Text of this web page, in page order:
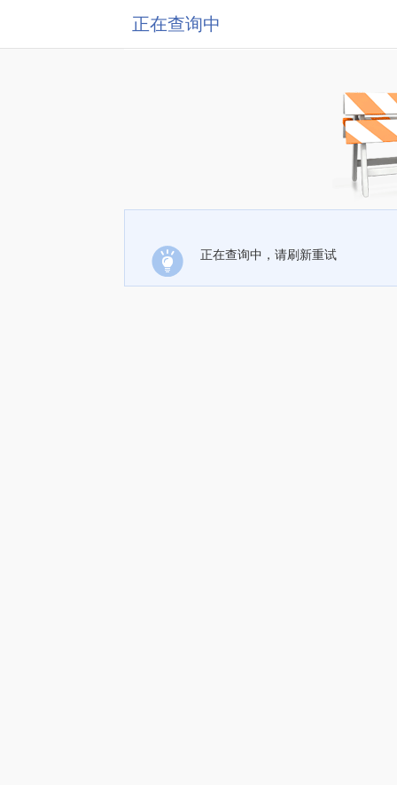
正在查询中
正在查询中，请刷新重试